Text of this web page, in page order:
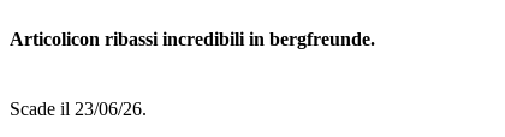
Articolicon ribassi incredibili in bergfreunde.
Scade il 23/06/26.